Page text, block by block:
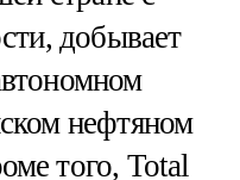
добывает
нефтяном
того, Total